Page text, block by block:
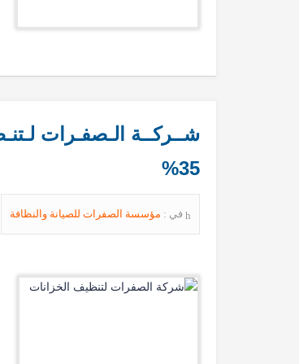
35%
في : مؤسسة الصفرات للصيانة والنظافة